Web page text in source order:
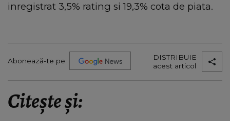
inregistrat 3,5% rating si 19,3% cota de piata.
Abonează-te pe
DISTRIBUIE
acest articol
Citește și: